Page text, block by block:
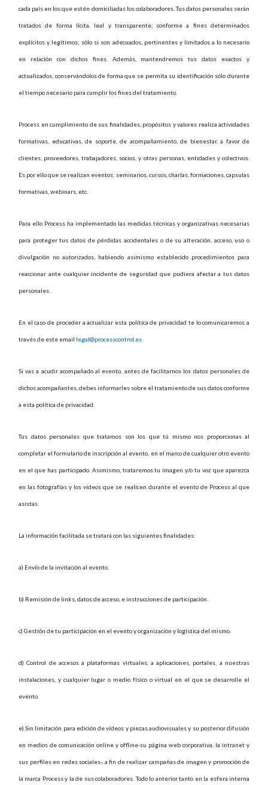
cada país en los que estén domiciliadas los colaboradores. Tus datos personales serán
tratados de forma lícita, leal y transparente; conforme a fines determinados
explícitos y legítimos; sólo si son adecuados, pertinentes y limitados a lo necesario
en relación con dichos fines. Además, mantendremos tus datos exactos y
actualizados, conservándolos de forma que se permita su identificación sólo durante
el tiempo necesario para cumplir los fines del tratamiento.
Process en cumplimiento de sus finalidades, propósitos y valores realiza actividades
formativas, educativas, de soporte, de acompañamiento, de bienestar, a favor de
clientes, proveedores, trabajadores, socios, y otras personas, entidades y colectivos.
Es por ello que se realizan eventos: seminarios, cursos, charlas, formaciones, capsulas
formativas, webinars, etc.
Para ello Process ha implementado las medidas técnicas y organizativas necesarias
para proteger tus datos de pérdidas accidentales o de su alteración, acceso, uso o
divulgación no autorizados, habiendo asimismo establecido procedimientos para
reaccionar ante cualquier incidente de seguridad que pudiera afectar a tus datos
personales.
En el caso de proceder a actualizar esta política de privacidad te lo comunicaremos a
través de este email legal@processcontrol.es
Si vas a acudir acompañado al evento, antes de facilitarnos los datos personales de
dichos acompañantes, debes informarles sobre el tratamiento de sus datos conforme
a esta política de privacidad.
Tus datos personales que tratamos son los que tú mismo nos proporcionas al
completar el formulario de inscripción al evento, en el marco de cualquier otro evento
en el que has participado. Asimismo, trataremos tu imagen y/o tu voz que aparezca
en las fotografías y los vídeos que se realicen durante el evento de Process al que
asistas.
La información facilitada se tratará con las siguientes finalidades:
a) Envío de la invitación al evento.
b) Remisión de links, datos de acceso, e instrucciones de participación.
c) Gestión de tu participación en el evento y organización y logística del mismo.
d) Control de accesos a plataformas virtuales, a aplicaciones, portales, a nuestras
instalaciones, y cualquier lugar o medio físico o virtual en el que se desarrolle el
evento.
e) Sin limitación para edición de vídeos y piezas audiovisuales y su posterior difusión
en medios de comunicación online y offline-su página web corporativa, la intranet y
sus perfiles en redes sociales-, a fin de realizar campañas de imagen y promoción de
la marca Process y la de sus colaboradores. Todo lo anterior tanto en la esfera interna